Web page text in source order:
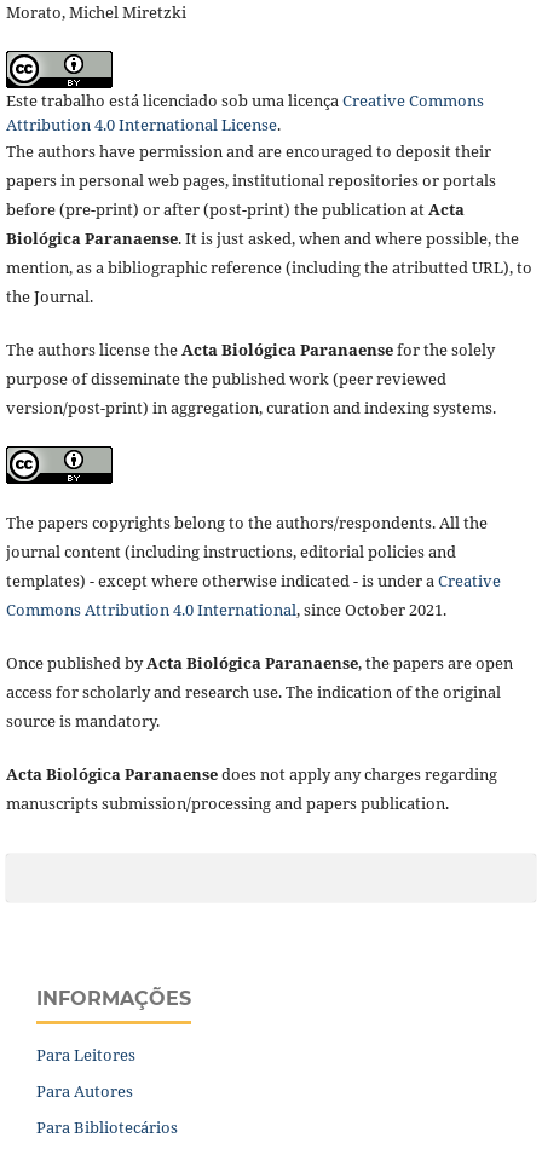
Morato, Michel Miretzki
Este trabalho está licenciado sob uma licençaCreative Commons
Attribution 4.0 International License.
The authors have permission and are encouraged to deposit their
papers in personal web pages, institutional repositories or portals
before (pre-print) or after (post-print) the publication atActa
Biológica Paranaense. It is just asked, when and where possible, the
mention, as a bibliographic reference (including the atributted URL), to
the Journal.
The authors license theActa Biológica Paranaensefor the solely
purpose of disseminate the published work (peer reviewed
version/post-print) in aggregation, curation and indexing systems.
The papers copyrights belong to the authors/respondents. All the
journal content (including instructions, editorial policies and
templates) - except where otherwise indicated - is under aCreative
Commons Attribution 4.0 International, since October 2021.
Once published byActa Biológica Paranaense, the papers are open
access for scholarly and research use. The indication of the original
source is mandatory.
Acta Biológica Paranaensedoes not apply any charges regarding
manuscripts submission/processing and papers publication.
INFORMAÇÕES
Para Leitores
Para Autores
Para Bibliotecários